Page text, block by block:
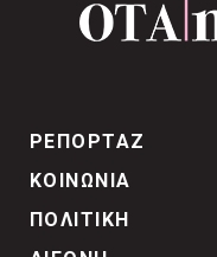
ΡΕΠΟΡΤΑΖ
ΚΟΙΝΩΝΙΑ
ΠΟΛΙΤΙΚΗ